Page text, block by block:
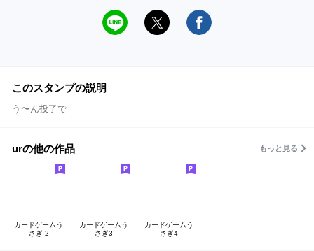
このスタンプの説明
う〜ん投了で
urの他の作品 もっと見る
カードゲームう
さぎ 2
カードゲームう
さぎ3
カードゲームう
さぎ4